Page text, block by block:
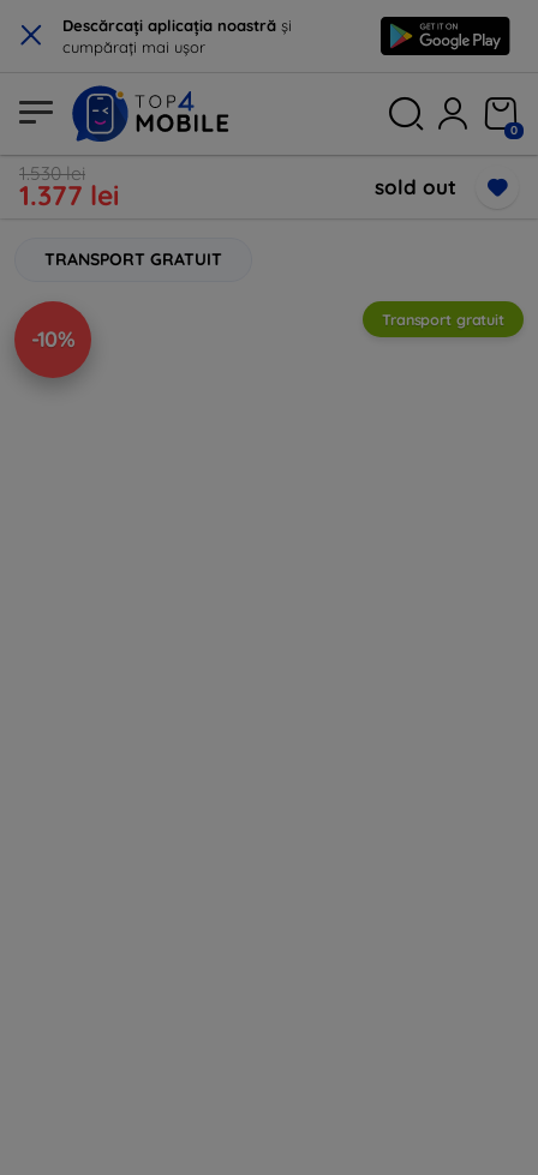
× Descărcați aplicația noastră și
cumpărați mai ușor
0
1.530 lei
1.377 lei sold out
TRANSPORT GRATUIT
-10%
Transport gratuit